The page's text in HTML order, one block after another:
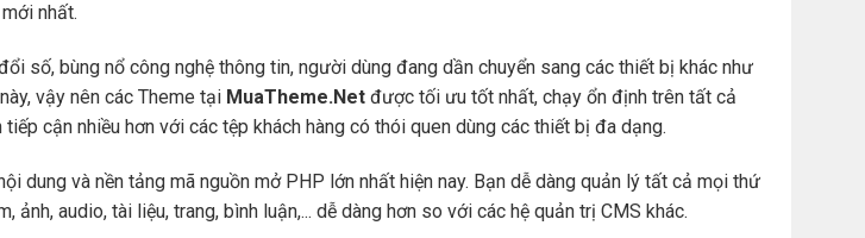
nhất.
số, bùng nổ công nghệ thông tin, người dùng đang dần chuyển sang các thiết bị khác như
vậy nên các Theme tại MuaTheme.Net được tối ưu tốt nhất, chạy ổn định trên tất cả
cận nhiều hơn với các tệp khách hàng có thói quen dùng các thiết bị đa dạng.
dung và nền tảng mã nguồn mở PHP lớn nhất hiện nay. Bạn dễ dàng quản lý tất cả mọi thứ
audio, tài liệu, trang, bình luận,... dễ dàng hơn so với các hệ quản trị CMS khác.